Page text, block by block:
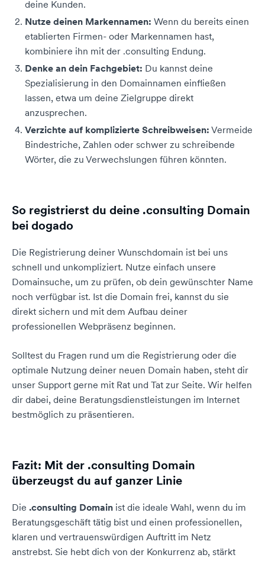
deine Kunden.
Nutze deinen Markennamen: Wenn du bereits einen
etablierten Firmen- oder Markennamen hast,
kombiniere ihn mit der .consulting Endung.
Denke an dein Fachgebiet: Du kannst deine
Spezialisierung in den Domainnamen einfließen
lassen, etwa um deine Zielgruppe direkt
anzusprechen.
Verzichte auf komplizierte Schreibweisen: Vermeide
Bindestriche, Zahlen oder schwer zu schreibende
Wörter, die zu Verwechslungen führen könnten.
So registrierst du deine .consulting Domain
bei dogado
Die Registrierung deiner Wunschdomain ist bei uns
schnell und unkompliziert. Nutze einfach unsere
Domainsuche, um zu prüfen, ob dein gewünschter Name
noch verfügbar ist. Ist die Domain frei, kannst du sie
direkt sichern und mit dem Aufbau deiner
professionellen Webpräsenz beginnen.
Solltest du Fragen rund um die Registrierung oder die
optimale Nutzung deiner neuen Domain haben, steht dir
unser Support gerne mit Rat und Tat zur Seite. Wir helfen
dir dabei, deine Beratungsdienstleistungen im Internet
bestmöglich zu präsentieren.
Fazit: Mit der .consulting Domain
überzeugst du auf ganzer Linie
Die .consulting Domain ist die ideale Wahl, wenn du im
Beratungsgeschäft tätig bist und einen professionellen,
klaren und vertrauenswürdigen Auftritt im Netz
anstrebst. Sie hebt dich von der Konkurrenz ab, stärkt